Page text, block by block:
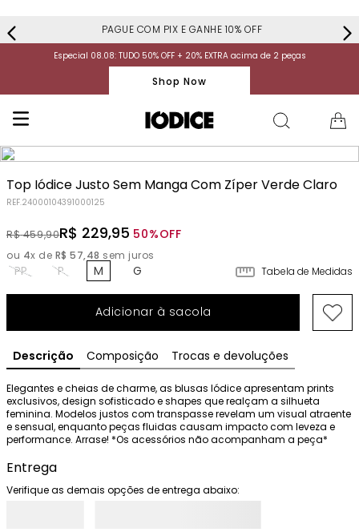
PAGUE COM PIX E GANHE 10% OFF
Especial 08.08: TUDO 50% OFF + 20% EXTRA acima de 2 peças
Shop Now
Top Iódice Justo Sem Manga Com Zíper Verde Claro
REF.24000104391000125
R$ 459,90R$ 229,95 50%OFF
ou 4x de R$ 57,48 sem juros
PP P M G Tabela de Medidas
Adicionar à sacola
Descrição Composição Trocas e devoluções
Elegantes e cheias de charme, as blusas Iódice apresentam prints
exclusivos, design sofisticado e shapes que realçam a silhueta
feminina. Modelos justos com transpasse revelam um visual atraente
e sensual, enquanto peças fluidas causam impacto com leveza e
performance. Arrase! *Os acessórios não acompanham a peça*
Entrega
Verifique as demais opções de entrega abaixo: